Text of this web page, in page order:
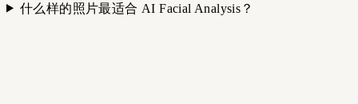
什么样的照片最适合 AI Facial Analysis？